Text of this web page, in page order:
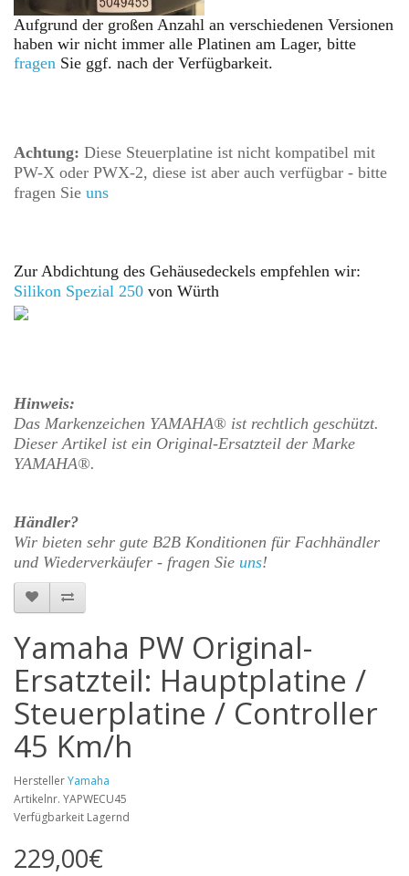
Aufgrund der großen Anzahl an verschiedenen Versionen
haben wir nicht immer alle Platinen am Lager, bitte
fragen Sie ggf. nach der Verfügbarkeit.
Achtung: Diese Steuerplatine ist nicht kompatibel mit
PW-X oder PWX-2, diese ist aber auch verfügbar - bitte
fragen Sie uns
Zur Abdichtung des Gehäusedeckels empfehlen wir:
Silikon Spezial 250 von Würth
Hinweis:
Das Markenzeichen YAMAHA® ist rechtlich geschützt.
Dieser Artikel ist ein Original-Ersatzteil der Marke
YAMAHA®.
Händler?
Wir bieten sehr gute B2B Konditionen für Fachhändler
und Wiederverkäufer - fragen Sie uns!
Yamaha PW Original-
Ersatzteil: Hauptplatine /
Steuerplatine / Controller
45 Km/h
HerstellerYamaha
Artikelnr. YAPWECU45
Verfügbarkeit Lagernd
229,00€